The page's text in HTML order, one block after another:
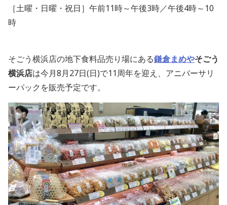
［土曜・日曜・祝日］午前11時～午後3時／午後4時～10
時
そごう横浜店の地下食料品売り場にある鎌倉まめやそごう
横浜店は今月8月27日(日)で11周年を迎え、アニバーサリ
ーパックを販売予定です。